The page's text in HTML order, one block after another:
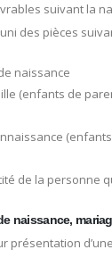
suivant la
des pièces
naissance
(enfants de
de la personne
naissance,
présentation